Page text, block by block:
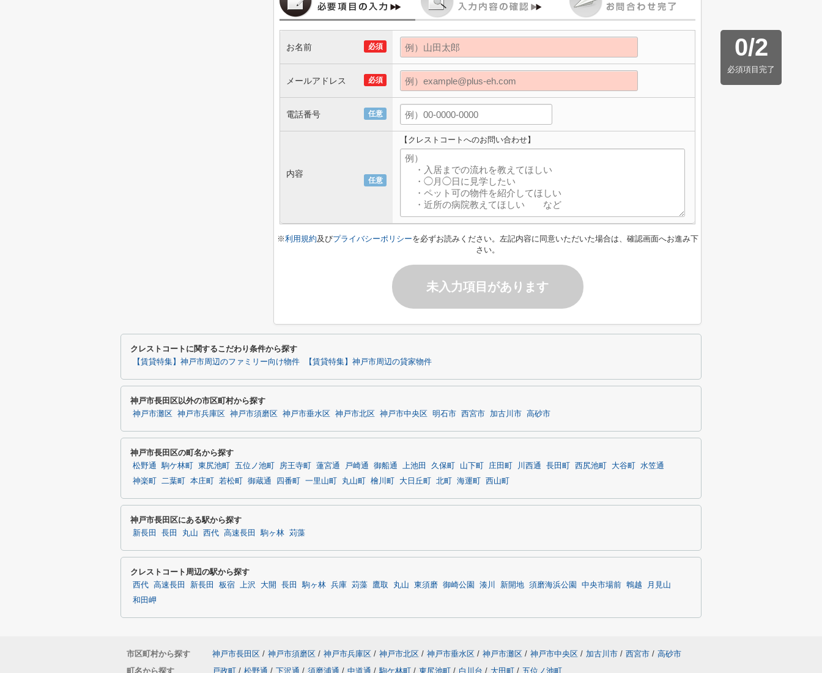
0/2
必須項目完了
必須
お名前
必須
メールアドレス
任意
電話番号
任意
内容
【クレストコートへのお問い合わせ】
※利用規約及びプライバシーポリシーを必ずお読みください。左記内容に同意いただいた場合は、確認画面へお進み下
さい。
未入力項目があります
クレストコートに関するこだわり条件から探す
【賃貸特集】神戸市周辺のファミリー向け物件 【賃貸特集】神戸市周辺の貸家物件
神戸市長田区以外の市区町村から探す
神戸市灘区 神戸市兵庫区 神戸市須磨区 神戸市垂水区 神戸市北区 神戸市中央区 明石市 西宮市 加古川市 高砂市
神戸市長田区の町名から探す
松野通 駒ケ林町 東尻池町 五位ノ池町 房王寺町 蓮宮通 戸崎通 御船通 上池田 久保町 山下町 庄田町 川西通 長田町 西尻池町 大谷町
水笠通
神楽町
二葉町 本庄町 若松町 御蔵通 四番町 一里山町 丸山町 檜川町 大日丘町 北町 海運町 西山町
神戸市長田区にある駅から探す
新長田 長田 丸山 西代 高速長田 駒ヶ林 苅藻
クレストコート周辺の駅から探す
西代 高速長田 新長田 板宿 上沢 大開 長田 駒ヶ林 兵庫 苅藻 鷹取 丸山 東須磨 御崎公園 湊川 新開地 須磨海浜公園 中央市場前 鵯越
月見山
和田岬
市区町村から探す 神戸市長田区 / 神戸市須磨区 / 神戸市兵庫区 / 神戸市北区 / 神戸市垂水区 / 神戸市灘区 / 神戸市中央区 / 加古川市 / 西宮市 / 高砂市
町名から探す
戸政町 / 松野通 / 下沢通 / 須磨浦通 / 中道通 / 駒ケ林町 / 東尻池町 / 白川台 / 大田町 / 五位ノ池町